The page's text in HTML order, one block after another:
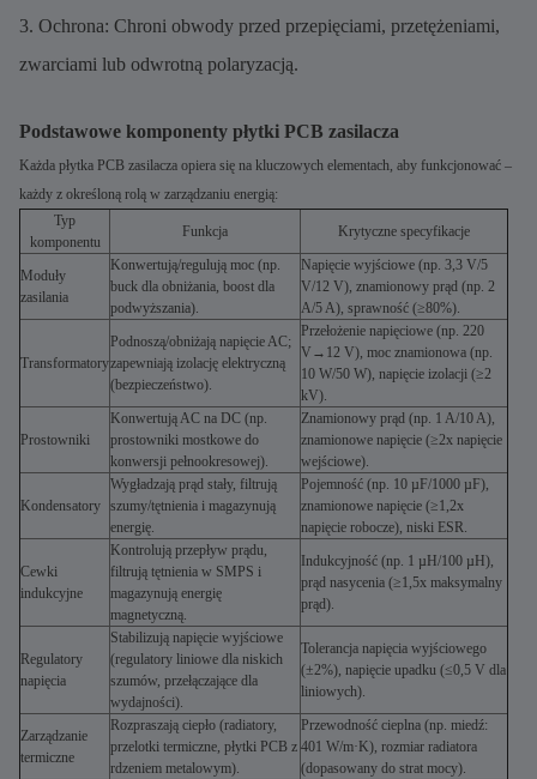
3. Ochrona: Chroni obwody przed przepięciami, przetężeniami,
zwarciami lub odwrotną polaryzacją.
Podstawowe komponenty płytki PCB zasilacza
Każda płytka PCB zasilacza opiera się na kluczowych elementach, aby funkcjonować –
każdy z określoną rolą w zarządzaniu energią:
Typ
komponentu
Funkcja Krytyczne specyfikacje
Moduły
zasilania
Konwertują/regulują moc (np.
buck dla obniżania, boost dla
podwyższania).
Napięcie wyjściowe (np. 3,3 V/5
V/12 V), znamionowy prąd (np. 2
A/5 A), sprawność (≥80%).
Transformatory
Podnoszą/obniżają napięcie AC;
zapewniają izolację elektryczną
(bezpieczeństwo).
Przełożenie napięciowe (np. 220
V→12 V), moc znamionowa (np.
10 W/50 W), napięcie izolacji (≥2
kV).
Prostowniki
Konwertują AC na DC (np.
prostowniki mostkowe do
konwersji pełnookresowej).
Znamionowy prąd (np. 1 A/10 A),
znamionowe napięcie (≥2x napięcie
wejściowe).
Kondensatory
Wygładzają prąd stały, filtrują
szumy/tętnienia i magazynują
energię.
Pojemność (np. 10 µF/1000 µF),
znamionowe napięcie (≥1,2x
napięcie robocze), niski ESR.
Cewki
indukcyjne
Kontrolują przepływ prądu,
filtrują tętnienia w SMPS i
magazynują energię
magnetyczną.
Indukcyjność (np. 1 µH/100 µH),
prąd nasycenia (≥1,5x maksymalny
prąd).
Regulatory
napięcia
Stabilizują napięcie wyjściowe
(regulatory liniowe dla niskich
szumów, przełączające dla
wydajności).
Tolerancja napięcia wyjściowego
(±2%), napięcie upadku (≤0,5 V dla
liniowych).
Zarządzanie
termiczne
Rozpraszają ciepło (radiatory,
przelotki termiczne, płytki PCB z
rdzeniem metalowym).
Przewodność cieplna (np. miedź:
401 W/m·K), rozmiar radiatora
(dopasowany do strat mocy).